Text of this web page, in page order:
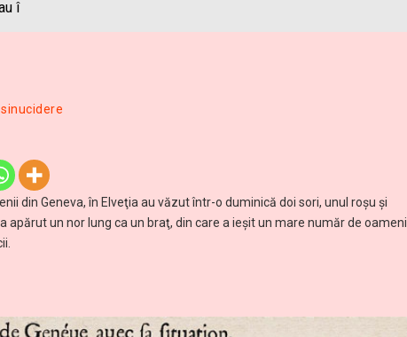
î
din Geneva, în Elveţia au văzut într-o duminică doi sori, unul roşu şi
apărut un nor lung ca un braţ, din care a ieşit un mare număr de oameni